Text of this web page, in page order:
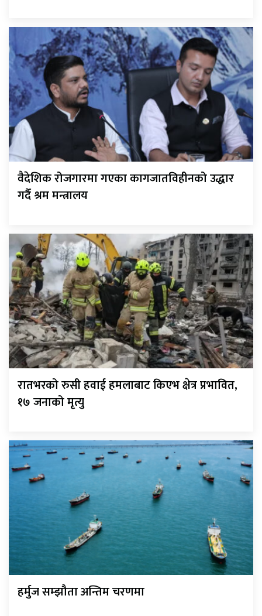
वैदेशिक रोजगारमा गएका कागजातविहीनको उद्धार
गर्दै श्रम मन्त्रालय
रातभरको रुसी हवाई हमलाबाट किएभ क्षेत्र प्रभावित,
१७ जनाको मृत्यु
हर्मुज सम्झौता अन्तिम चरणमा